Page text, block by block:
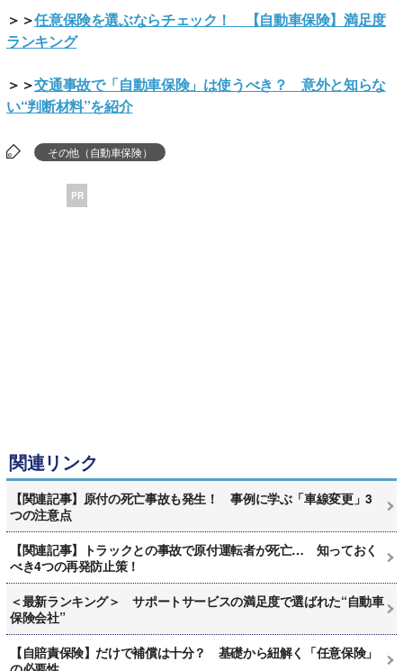
＞＞任意保険を選ぶならチェック！ 【自動車保険】満足度
ランキング
＞＞交通事故で「自動車保険」は使うべき？ 意外と知らな
い“判断材料”を紹介
その他（自動車保険）
PR
関連リンク
【関連記事】原付の死亡事故も発生！ 事例に学ぶ「車線変更」3
つの注意点
【関連記事】トラックとの事故で原付運転者が死亡… 知っておく
べき4つの再発防止策！
＜最新ランキング＞ サポートサービスの満足度で選ばれた“自動車
保険会社”
【自賠責保険】だけで補償は十分？ 基礎から紐解く「任意保険」